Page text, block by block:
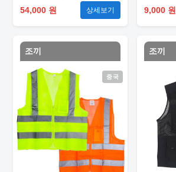
54,000 원
상세보기
9,000 원
조끼
중국
조끼